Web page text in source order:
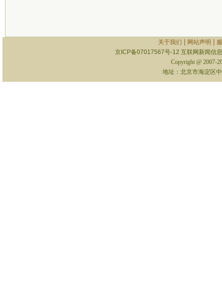
关于我们 网站声明
京ICP备07017567号-12 互联网新闻信
Copyright @ 2007-
地址：北京市海淀区